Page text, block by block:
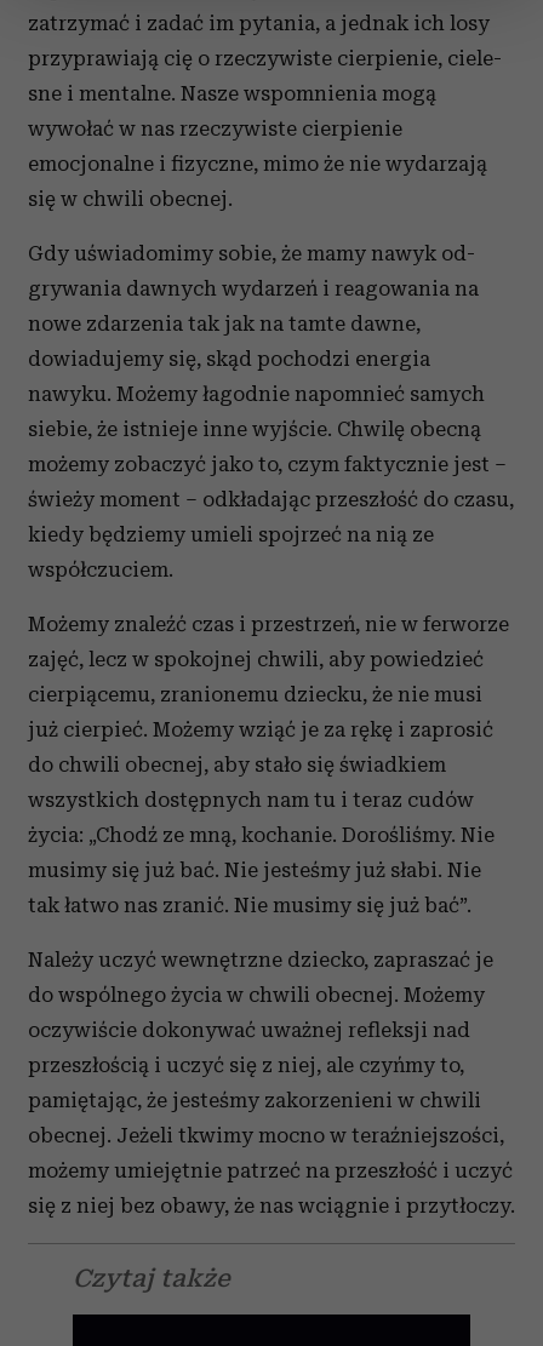
zmienić lub wycofać swoją zgodę w dowolnej chwili.
Wykorzystujemy pliki cookie do spersonalizowania treści
i reklam, aby oferować funkcje społecznościowe i
analizować ruch w naszej witrynie. Informacje o tym, jak
korzystasz z naszej witryny, udostępniamy partnerom
społecznościowym, reklamowym i analitycznym.
otrzymanymi od Ciebie lub uzyskanymi podczas
korzystania z ich usług.
zatrzymać i zadać im pytania, a jednak ich losy
przyprawiają cię o rzeczywiste cierpienie, ciele­
sne i mentalne. Nasze wspomnienia mogą
wywołać w nas rzeczywiste cierpienie
emocjonalne i fizycz­ne, mimo że nie wydarzają
się w chwili obecnej.
Gdy uświadomimy sobie, że mamy nawyk od­
grywania dawnych wydarzeń i reagowania na
nowe zdarzenia tak jak na tamte dawne,
dowiadujemy się, skąd pochodzi energia
nawyku. Możemy łagodnie napomnieć samych
siebie, że istnieje inne wyjście. Chwilę obecną
możemy zobaczyć jako to, czym faktycznie jest –
świeży moment – odkładając prze­szłość do czasu,
kiedy będziemy umieli spojrzeć na nią ze
współczuciem.
Możemy znaleźć czas i przestrzeń, nie w fer­worze
zajęć, lecz w spokojnej chwili, aby powie­dzieć
cierpiącemu, zranionemu dziecku, że nie musi
już cierpieć. Możemy wziąć je za rękę i zaprosić
do chwili obecnej, aby stało się świadkiem
wszystkich dostępnych nam tu i teraz cudów
życia: „Chodź ze mną, kochanie. Dorośliśmy. Nie
musimy się już bać. Nie jesteśmy już słabi. Nie
tak łatwo nas zranić. Nie musimy się już bać”.
Należy uczyć wewnętrzne dziecko, zapraszać je
do wspólnego życia w chwili obecnej. Możemy
oczywiście dokonywać uważnej refleksji nad
prze­szłością i uczyć się z niej, ale czyńmy to,
pamię­tając, że jesteśmy zakorzenieni w chwili
obecnej. Jeżeli tkwimy mocno w teraźniejszości,
możemy umiejętnie patrzeć na przeszłość i uczyć
się z niej bez obawy, że nas wciągnie i przytłoczy.
Czytaj także